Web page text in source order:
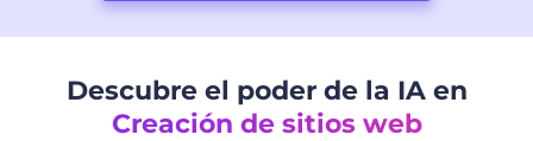
Descubre el poder de la IA en
Creación de sitios web